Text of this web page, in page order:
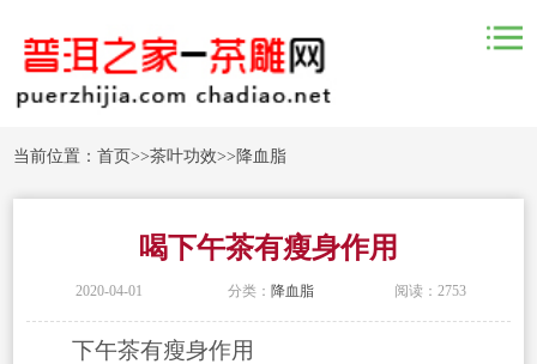
当前位置：首页>>茶叶功效>> 降血脂
喝下午茶有瘦身作用
2020-04-01 分类： 降血脂 阅读：2753
下午茶有瘦身作用